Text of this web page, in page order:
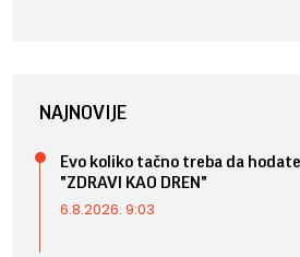
NAJNOVIJE
Evo koliko tačno treba da
"ZDRAVI KAO DREN"
6.8.2026. 9:03